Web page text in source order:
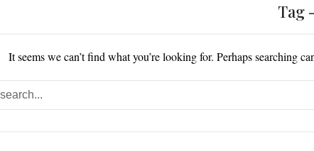
Tag
It seems we can’t find what you’re looking for. Perhaps searching